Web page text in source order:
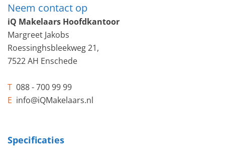
1872, de luxe en techniek van een kleinschalig
appartementencomplex uit 2007, en de rust van een
ligging aan de stille achterzijde.
Hier woon je met alle lusten, maar niet de lasten van
De markante uitstraling, de indrukwekkende entree en
het zeer goed onderhouden gemeenschappelijke
comfortabel en modern wonen.
Neem contact op
iQ Makelaars Hoofdkantoor
Margreet Jakobs
Roessinghsbleekweg 21,
7522 AH Enschede
T 088 - 700 99 99
E info@iQMakelaars.nl
Specificaties